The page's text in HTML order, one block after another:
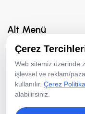
Alt Menü
Hakkımızda
Hizmetler
Fotoğraf Aktiviteleri
Çerez
Web sitemiz üzerinde
işlevsel ve reklam/
kullanılır. Çerez
alabilirsiniz.